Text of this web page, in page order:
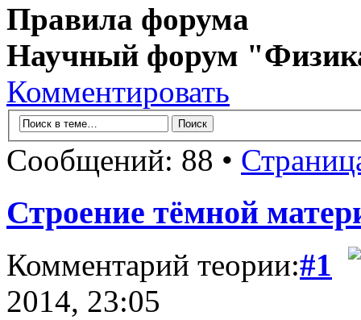
Правила форума
Научный форум
Комментировать
Сообщений: 88 •
Строение тёмной
Комментарий теории:#1
2014, 23:05